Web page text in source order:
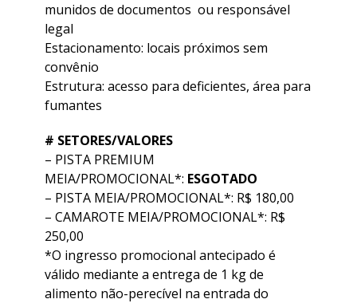
munidos de documentos ou responsável
legal
Estacionamento: locais próximos sem
convênio
Estrutura: acesso para deficientes, área para
fumantes
# SETORES/VALORES
– PISTA PREMIUM
MEIA/PROMOCIONAL*: ESGOTADO
– PISTA MEIA/PROMOCIONAL*: R$ 180,00
– CAMAROTE MEIA/PROMOCIONAL*: R$
250,00
*O ingresso promocional antecipado é
válido mediante a entrega de 1 kg de
alimento não-perecível na entrada do